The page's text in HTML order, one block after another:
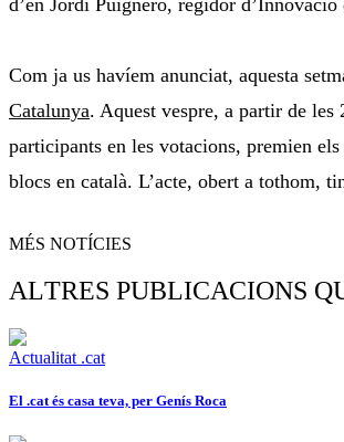
d’en Jordi Puigneró, regidor
Com ja us havíem anunciat, aquesta
Catalunya. Aquest vespre, a partir de les
participants en les votacions, premien
blocs en català. L’acte, obert a tothom,
MÉS NOTÍCIES
ALTRES PUBLICACIONS
Actualitat .cat
El .cat és casa teva, per Genís Roca